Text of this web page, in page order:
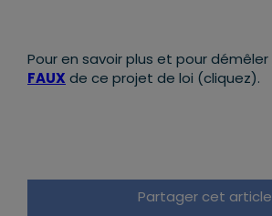
Pour en savoir plus et pour démêler
FAUX de ce projet de loi (cliquez).
Partager cet article